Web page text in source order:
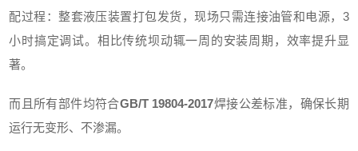
配过程：整套液压装置打包发货，现场只需连接油管和电源，3
小时搞定调试。相比传统坝动辄一周的安装周期，效率提升显
著。
而且所有部件均符合GB/T 19804-2017焊接公差标准，确保长期
运行无变形、不渗漏。